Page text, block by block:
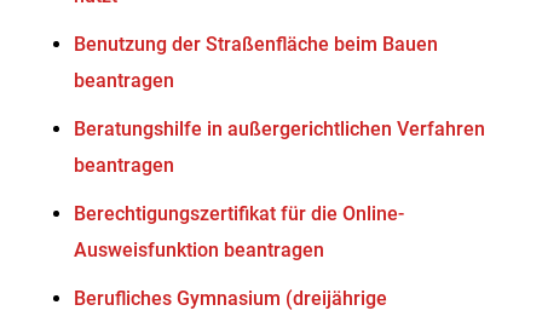
Benutzung der Straßenfläche beim Bauen
beantragen
Beratungshilfe in außergerichtlichen Verfahren
beantragen
Berechtigungszertifikat für die Online-
Ausweisfunktion beantragen
Berufliches Gymnasium (dreijährige